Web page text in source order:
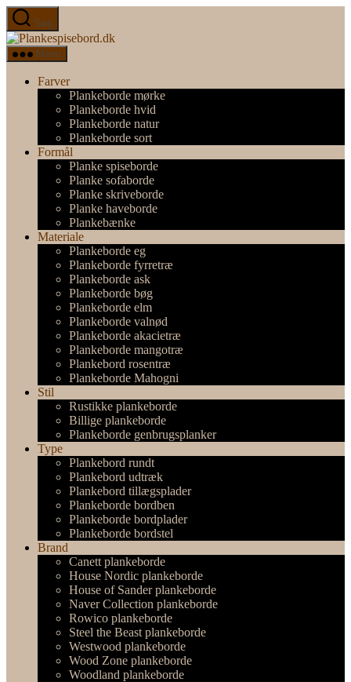
Spring
til
indholdet
Søg
Plankespisebord.dk
Menu
Farver
Plankeborde mørke
Plankeborde hvid
Plankeborde natur
Plankeborde sort
Formål
Planke spiseborde
Planke sofaborde
Planke skriveborde
Planke haveborde
Plankebænke
Materiale
Plankeborde eg
Plankeborde fyrretræ
Plankeborde ask
Plankeborde bøg
Plankeborde elm
Plankeborde valnød
Plankeborde akacietræ
Plankeborde mangotræ
Plankebord rosentræ
Plankeborde Mahogni
Stil
Rustikke plankeborde
Billige plankeborde
Plankeborde genbrugsplanker
Type
Plankebord rundt
Plankebord udtræk
Plankebord tillægsplader
Plankeborde bordben
Plankeborde bordplader
Plankeborde bordstel
Brand
Canett plankeborde
House Nordic plankeborde
House of Sander plankeborde
Naver Collection plankeborde
Rowico plankeborde
Steel the Beast plankeborde
Westwood plankeborde
Wood Zone plankeborde
Woodland plankeborde